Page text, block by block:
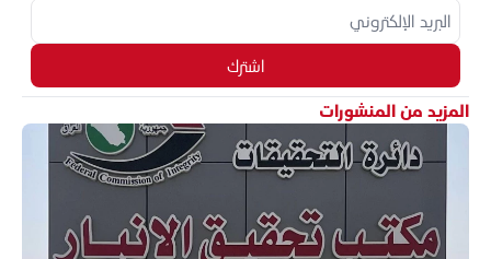
اشترك
المزيد من المنشورات